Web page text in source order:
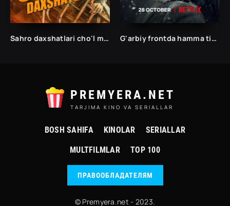
Sahro daxshatlari cho'l maxluqlari (2022) G'arbiy frontda hamma tinch (2022)
PREMYERA.NET
TARJIMA KINO VA SERIALLAR
BOSH SAHIFA KINOLAR SERIALLAR
MULTFILMLAR TOP 100
ПРАВООБЛАДАТЕЛЯМ
© Premyera.net - 2023.